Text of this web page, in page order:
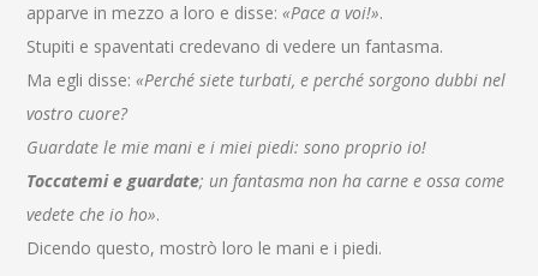
apparve in mezzo a loro e disse:«Pace a voi!».
Stupiti e spaventati credevano di vedere un fantasma.
Ma egli disse:«Perché siete turbati, e perché sorgono dubbi nel
vostro cuore?
Guardate le mie mani e i miei piedi: sono proprio io!
Toccatemi e guardate; un fantasma non ha carne e ossa come
vedete che io ho».
Dicendo questo, mostrò loro le mani e i piedi.